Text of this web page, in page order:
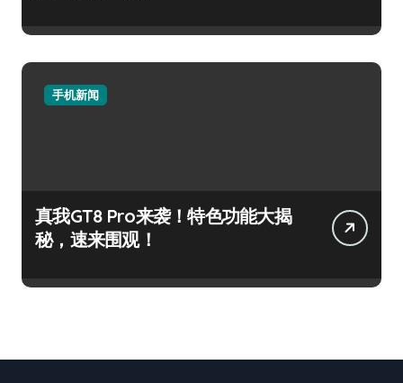
手机新闻
真我GT8 Pro来袭！特色功能大揭
秘，速来围观！